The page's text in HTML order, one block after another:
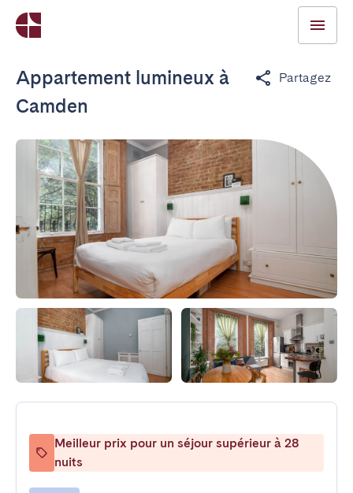
Appartement lumineux à
Camden
Partagez
Meilleur prix pour un séjour supérieur à 28
nuits